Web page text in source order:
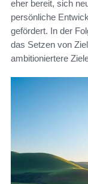
eher bereit, sich
persönliche
gefördert. In der
das Setzen von
ambitioniertere